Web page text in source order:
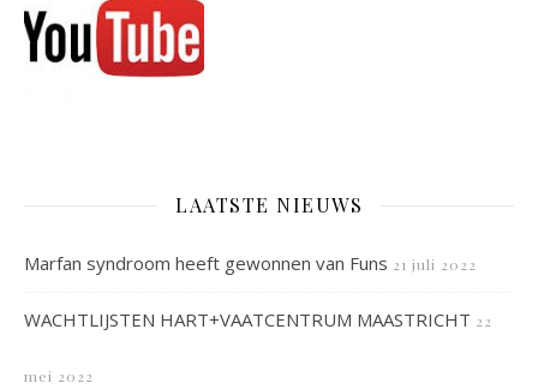
LAATSTE NIEUWS
Marfan syndroom heeft gewonnen van Funs 21 juli 2022
WACHTLIJSTEN HART+VAATCENTRUM MAASTRICHT 22
mei 2022